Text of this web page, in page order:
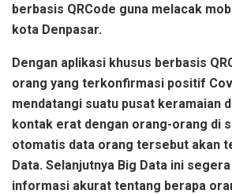
berbasis QRCode guna melacak
kota Denpasar.
Dengan aplikasi khusus berbasis
orang yang terkonfirmasi positif
mendatangi suatu pusat keramaian
kontak erat dengan orang-orang di
otomatis data orang tersebut akan
Data. Selanjutnya Big Data ini
informasi akurat tentang berapa